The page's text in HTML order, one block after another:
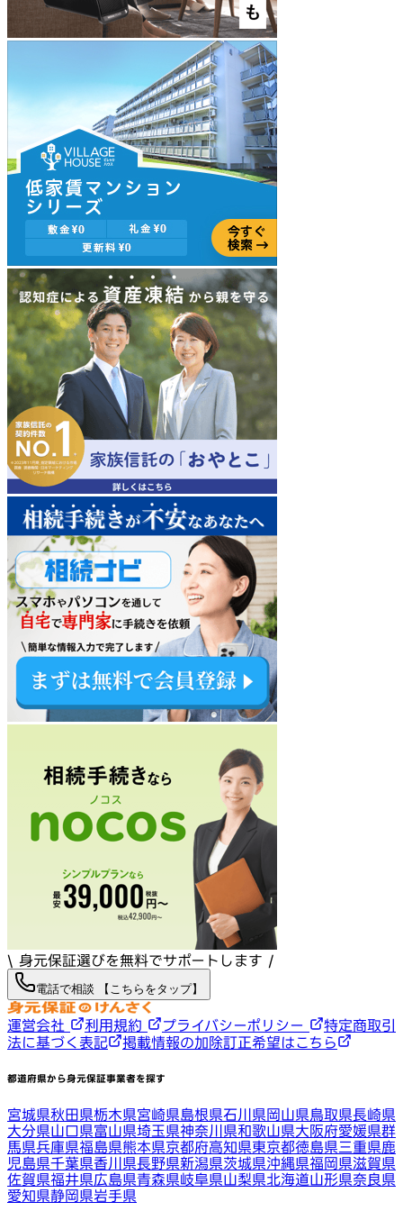
\ 身元保証選びを無料でサポートします /
電話で相談 【こちらをタップ】
運営会社 利用規約 プライバシーポリシー
特定商取引
法に基づく表記
掲載情報の加除訂正希望はこちら
都道府県から身元保証事業者を探す
宮城県秋田県栃木県宮崎県島根県石川県岡山県鳥取県長崎県
大分県山口県富山県埼玉県神奈川県和歌山県大阪府愛媛県群
馬県兵庫県福島県熊本県京都府高知県東京都徳島県三重県鹿
児島県千葉県香川県長野県新潟県茨城県沖縄県福岡県滋賀県
佐賀県福井県広島県青森県岐阜県山梨県北海道山形県奈良県
愛知県静岡県岩手県